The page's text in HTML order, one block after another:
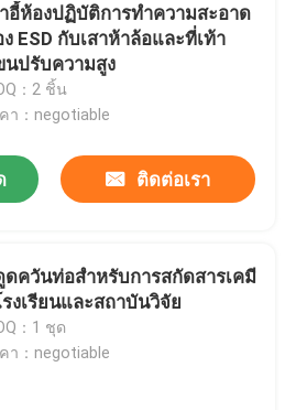
าอี้ห้องปฏิบัติการทำความสะอาด
ESD กับเสาห้าล้อและที่เท้า
นปรับความสูง
：2 ชิ้น
า：negotiable
ติดต่อเรา
ดควันท่อสำหรับการสกัดสารเคมี
งเรียนและสถาบันวิจัย
：1 ชุด
า：negotiable